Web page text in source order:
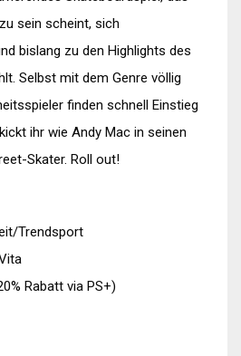
sein scheint, sich
bislang zu den Highlights des
Selbst mit dem Genre völlig
finden schnell Einstieg
ihr wie Andy Mac in seinen
Skater. Roll out!
Trendsport
Rabatt via PS+)